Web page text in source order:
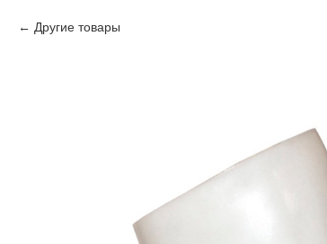
Другие товары